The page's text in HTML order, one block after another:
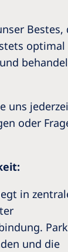
Bestes,
optimal
uns
oder
in
und die